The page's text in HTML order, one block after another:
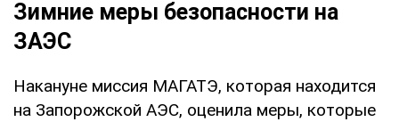
Зимние меры безопасности на
ЗАЭС
Накануне миссия МАГАТЭ, которая находится
на Запорожской АЭС, оценила меры, которые